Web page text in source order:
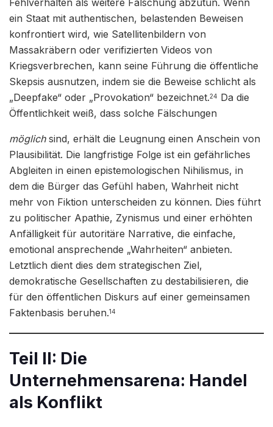
Fehlverhalten als weitere Fälschung abzutun. Wenn
ein Staat mit authentischen, belastenden Beweisen
konfrontiert wird, wie Satellitenbildern von
Massakräbern oder verifizierten Videos von
Kriegsverbrechen, kann seine Führung die öffentliche
Skepsis ausnutzen, indem sie die Beweise schlicht als
„Deepfake“ oder „Provokation“ bezeichnet.24 Da die
Öffentlichkeit weiß, dass solche Fälschungen
möglichsind, erhält die Leugnung einen Anschein von
Plausibilität. Die langfristige Folge ist ein gefährliches
Abgleiten in einen epistemologischen Nihilismus, in
dem die Bürger das Gefühl haben, Wahrheit nicht
mehr von Fiktion unterscheiden zu können. Dies führt
zu politischer Apathie, Zynismus und einer erhöhten
Anfälligkeit für autoritäre Narrative, die einfache,
emotional ansprechende „Wahrheiten“ anbieten.
Letztlich dient dies dem strategischen Ziel,
demokratische Gesellschaften zu destabilisieren, die
für den öffentlichen Diskurs auf einer gemeinsamen
Faktenbasis beruhen.14
Teil II: Die
Unternehmensarena: Handel
als Konflikt